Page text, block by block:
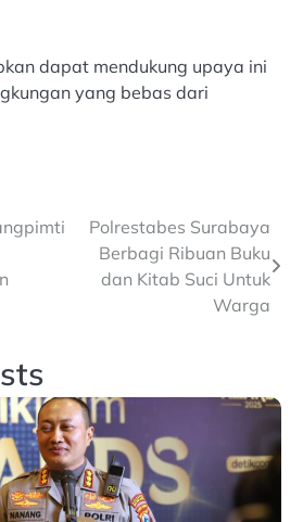
dapat mendukung upaya ini
yang bebas dari
Polrestabes Surabaya
Berbagi Ribuan Buku
dan Kitab Suci Untuk
Warga